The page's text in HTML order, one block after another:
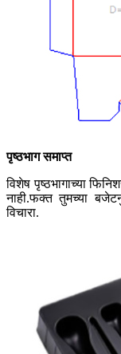
पृष्ठभाग समाप्त
विशेष पृष्ठभागाच्या
नाही.फक्त तुमच्या
विचारा.